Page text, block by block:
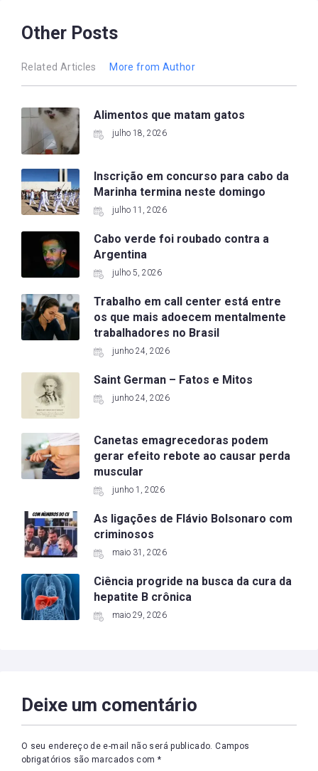
Other Posts
Related Articles More from Author
Alimentos que matam gatos
julho 18, 2026
Inscrição em concurso para cabo da
Marinha termina neste domingo
julho 11, 2026
Cabo verde foi roubado contra a
Argentina
julho 5, 2026
Trabalho em call center está entre
os que mais adoecem mentalmente
trabalhadores no Brasil
junho 24, 2026
Saint German – Fatos e Mitos
junho 24, 2026
Canetas emagrecedoras podem
gerar efeito rebote ao causar perda
muscular
junho 1, 2026
As ligações de Flávio Bolsonaro com
criminosos
maio 31, 2026
Ciência progride na busca da cura da
hepatite B crônica
maio 29, 2026
Deixe um comentário
O seu endereço de e-mail não será publicado. Campos
obrigatórios são marcados com *